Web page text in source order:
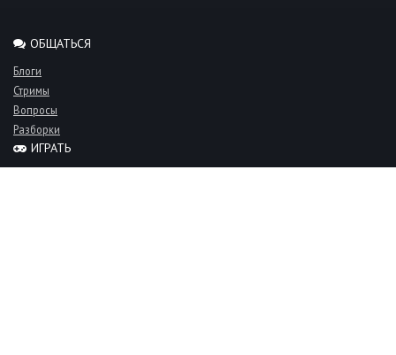
ОБЩАТЬСЯ
Блоги
Стримы
Вопросы
Разборки
ИГРАТЬ